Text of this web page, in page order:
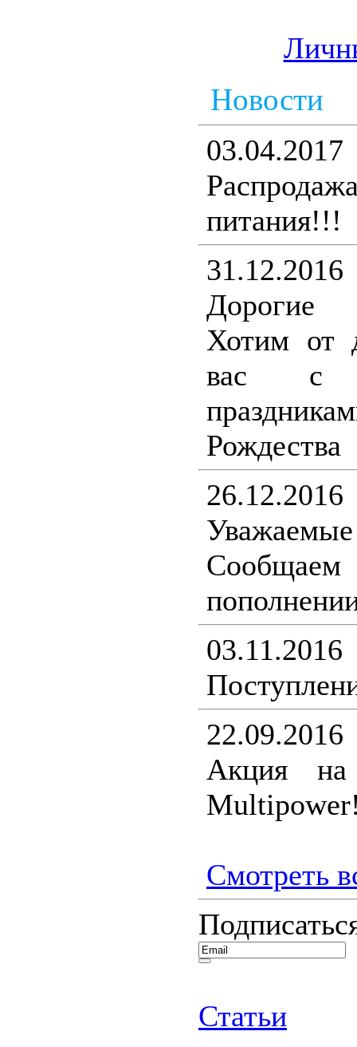
Новости
03.04.2017
питания!!!
31.12.2016
Хотим от
вас с
Рождества
26.12.2016
03.11.2016
22.09.2016
Акция на
Смотреть
Статьи